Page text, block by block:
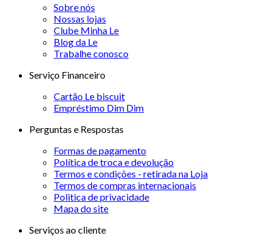
Sobre nós
Nossas lojas
Clube Minha Le
Blog da Le
Trabalhe conosco
Serviço Financeiro
Cartão Le biscuit
Empréstimo Dim Dim
Perguntas e Respostas
Formas de pagamento
Política de troca e devolução
Termos e condições - retirada na Loja
Termos de compras internacionais
Politica de privacidade
Mapa do site
Serviços ao cliente